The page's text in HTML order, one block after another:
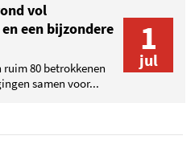
vol
een bijzondere
80 betrokkenen
samen voor...
1
jul